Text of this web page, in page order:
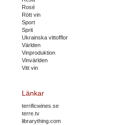
Rosé
Rött vin
Sport
Sprit
Ukrainska vittofflor
Världen
Vinproduktion
Vinvärlden
Vitt vin
Länkar
terrificwines.se
terre.tv
librarything.com